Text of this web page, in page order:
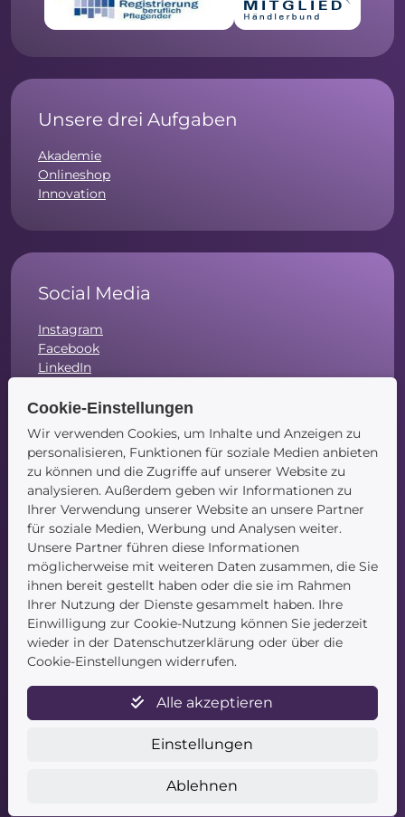
Unsere drei Aufgaben
Akademie
Onlineshop
Innovation
Social Media
Instagram
Facebook
LinkedIn
Navigation
Startseite
Blog
Kontakt
Service
Newsletter
Cookie-Einstellungen
Wir verwenden Cookies, um Inhalte und Anzeigen zu
personalisieren, Funktionen für soziale Medien anbieten
zu können und die Zugriffe auf unserer Website zu
analysieren. Außerdem geben wir Informationen zu
Ihrer Verwendung unserer Website an unsere Partner
für soziale Medien, Werbung und Analysen weiter.
Unsere Partner führen diese Informationen
möglicherweise mit weiteren Daten zusammen, die Sie
ihnen bereit gestellt haben oder die sie im Rahmen
Ihrer Nutzung der Dienste gesammelt haben. Ihre
Einwilligung zur Cookie-Nutzung können Sie jederzeit
wieder in der Datenschutzerklärung oder über die
Cookie-Einstellungen widerrufen.
Alle akzeptieren
Einstellungen
Ablehnen